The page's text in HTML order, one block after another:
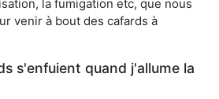
la fumigation etc, que nous
venir à bout des cafards à
s'enfuient quand j'allume la